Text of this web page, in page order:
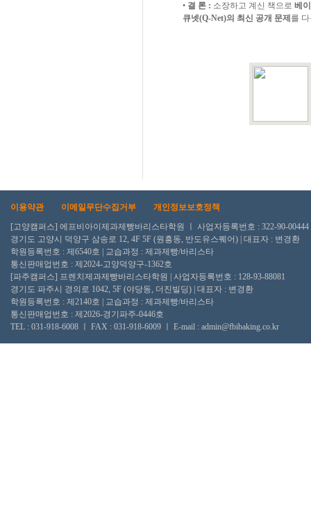
• 결 론 : 소장하고 계신 책으로 베
큐넷(Q-Net)의 최신 공개 문제 를
이용약관 이메일무단수집거부
개인정보보호정책
[고양캠퍼스] 에프비아이제과제빵바리스타학원 ㅣ 사업자등록번호 : 322-90-00444
경기도 고양시 덕양구 삼송로 12, 4F 5F (원흥동, 반도유스퀘어) | 대표자 : 변경환
학원등록번호 : 제6540호 | 교습과정 : 제과제빵/바리스타
통신판매업번호 : 제2024-고양덕양구-1362호
[파주캠퍼스] 프렌치제과제빵바리스타학원 | 사업자등록번호 : 128-93-88081
경기도 파주시 경의로 1042, 5F (야당동, 더진빌딩) | 대표자 : 변경환
학원등록번호 : 제2140호 | 교습과정 : 제과제빵/바리스타
통신판매업번호 : 제2026-경기파주-0446호
TEL : 031-918-6008 ㅣ FAX : 031-918-6009 ㅣ E-mail : admin@fbibaking.co.kr